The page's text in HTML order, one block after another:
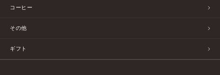
コーヒー
その他
ギフト